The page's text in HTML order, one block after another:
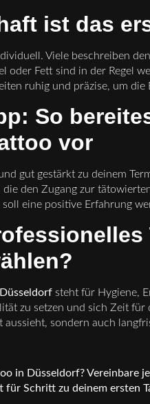
ist das
Viele beschreiben
oder Fett sind in der Regel
ruhig und präzise, um die
So
vor
gut gestärkt zu deinem
die den Zugang zur
eine positive Erfahrung
steht für Hygiene,
zu setzen und sich Zeit für
sondern auch
in Düsseldorf? Vereinbare
Schritt zu deinem ersten